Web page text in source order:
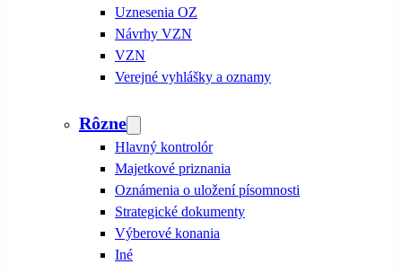
Uznesenia OZ
Návrhy VZN
VZN
Verejné vyhlášky a oznamy
Rôzne
Hlavný kontrolór
Majetkové priznania
Oznámenia o uložení písomnosti
Strategické dokumenty
Výberové konania
Iné